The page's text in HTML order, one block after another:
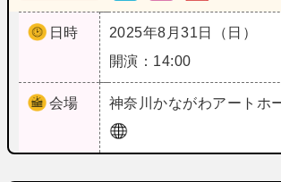
日時
2025年8月31日（日）
開演：14:00
会場 神奈川かながわアートホ